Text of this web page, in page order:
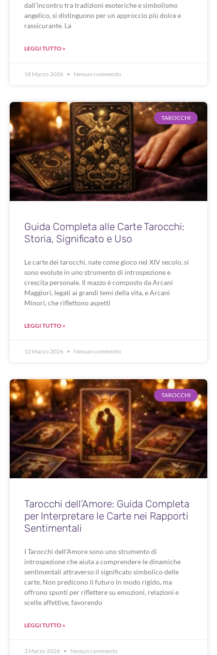
dall’incontro tra tradizioni esoteriche e simbolismo
angelico, si distinguono per un approccio più dolce e
rassicurante. La
LEGGI TUTTO »
18 Marzo 2026 Nessun commento
TAROCCHI
Guida Completa alle Carte Tarocchi:
Storia, Significato e Uso
Le carte dei tarocchi, nate come gioco nel XIV secolo, si
sono evolute in uno strumento di introspezione e
crescita personale. Il mazzo è composto da Arcani
Maggiori, legati ai grandi temi della vita, e Arcani
Minori, che riflettono aspetti
LEGGI TUTTO »
12 Marzo 2026 Nessun commento
TAROCCHI
Tarocchi dell’Amore: Guida Completa
per Interpretare le Carte nei Rapporti
Sentimentali
I Tarocchi dell’Amore sono uno strumento di
introspezione che aiuta a comprendere le dinamiche
sentimentali attraverso il significato simbolico delle
carte. Non predicono il futuro in modo rigido, ma
offrono spunti per riflettere su emozioni, relazioni e
scelte affettive, favorendo
LEGGI TUTTO »
3 Marzo 2026 Nessun commento